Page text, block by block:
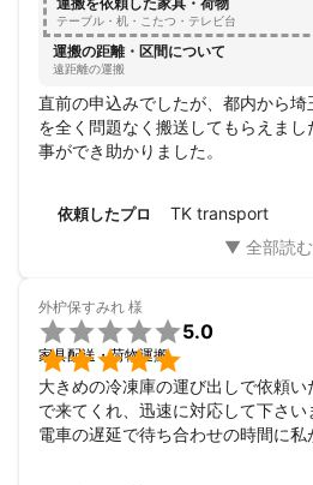
テーブル・机・こたつ・テレビ台
運搬の距離・区間について
遠距離の運搬
直前の申込みでしたが、都内から
を全く問題なく搬送してもらえま
事ができ助かりました。
依頼したプロ TK transport
外枦保すみれ 様


5.0
家具配送・荷物運搬
大きめの冷凍庫の運び出しで依頼い
で来てくれ、迅速に対応して下さい
電車の遅延で待ち合わせの時間に私